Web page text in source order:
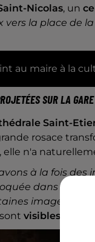
Nicolas, un
vers la place de
au maire à la
SUR LA GARE
Saint-
rosace
, elle n'a
à la fois des
dans les
images plus
visibles